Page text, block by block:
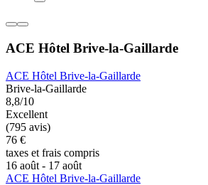
ACE Hôtel Brive-la-Gaillarde
ACE Hôtel Brive-la-Gaillarde
Brive-la-Gaillarde
8,8/10
Excellent
(795 avis)
76 €
taxes et frais compris
16 août - 17 août
ACE Hôtel Brive-la-Gaillarde